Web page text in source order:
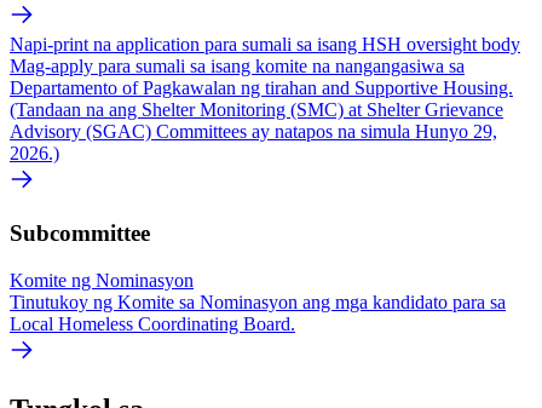
Napi-print na application para sumali sa isang HSH oversight body
Mag-apply para sumali sa isang komite na nangangasiwa sa
Departamento of Pagkawalan ng tirahan and Supportive Housing.
(Tandaan na ang Shelter Monitoring (SMC) at Shelter Grievance
Advisory (SGAC) Committees ay natapos na simula Hunyo 29,
2026.)
Subcommittee
Komite ng Nominasyon
Tinutukoy ng Komite sa Nominasyon ang mga kandidato para sa
Local Homeless Coordinating Board.